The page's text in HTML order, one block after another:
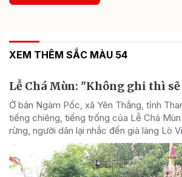
XEM THÊM SẮC MÀU 54
Lễ Chá Mùn: "Không ghi thì
Ở bản Ngàm Pốc, xã Yên Thắng, tỉnh
tiếng chiêng, tiếng trống của Lễ Chá
rừng, người dân lại nhắc đến già làng Lò